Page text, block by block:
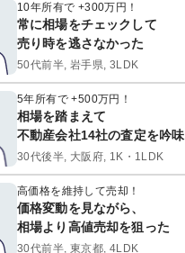
10年所有で +300万円！
常に相場をチェックして
売り時を逃さなかった
50代前半, 岩手県, 3LDK
5年所有で +500万円！
相場を踏まえて
不動産会社14社の査定を吟味
30代後半, 大阪府, 1K・1LDK
高価格を維持して売却！
価格変動を見ながら、
相場より高値売却を狙った
30代前半, 東京都, 4LDK